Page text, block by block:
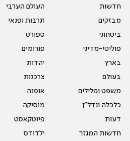
חדשות
מבזקים
ביטחוני
פוליטי-מדיני
בארץ
בעולם
משפט ופלילים
כלכלה ונדל"ן
דעות
חדשות המגזר
העולם הערבי
תרבות ופנאי
ספורט
פורומים
יהדות
צרכנות
אופנה
מוסיקה
פיוטקאסט
ילדודס